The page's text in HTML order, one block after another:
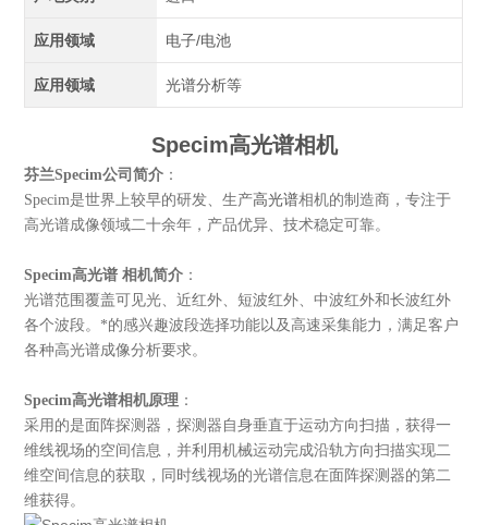
应用领域 电子/电池
应用领域 光谱分析等
Specim高光谱相机
芬兰Specim公司简介 ：
Specim是世界上较早的研发、生产高光谱相机的制造商，专注于
高光谱成像领域二十余年，产品优异、技术稳定可靠。
Specim高光谱 相机简介 ：
光谱范围覆盖可见光、近红外、短波红外、中波红外和长波红外
各个波段。*的感兴趣波段选择功能以及高速采集能力，满足客户
各种高光谱成像分析要求。
Specim高光谱相机原理 ：
采用的是面阵探测器，探测器自身垂直于运动方向扫描，获得一
维线视场的空间信息，并利用机械运动完成沿轨方向扫描实现二
维空间信息的获取，同时线视场的光谱信息在面阵探测器的第二
维获得。